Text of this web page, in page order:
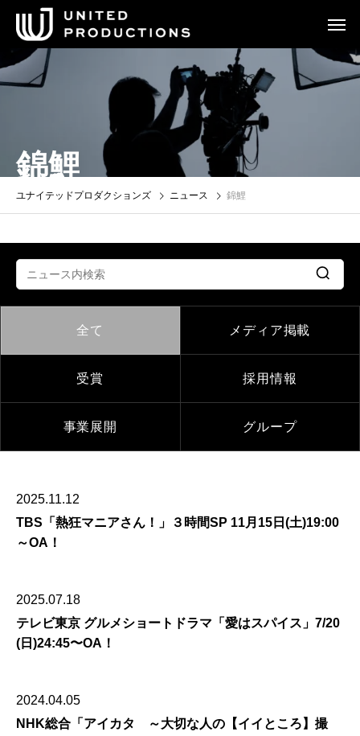
錦鯉
ユナイテッドプロダクションズ ニュース 錦鯉
全て メディア掲載
受賞 採用情報
事業展開 グループ
2025.11.12
TBS「熱狂マニアさん！」３時間SP 11月15日(土)19:00
～OA！
2025.07.18
テレビ東京 グルメショートドラマ「愛はスパイス」7/20
(日)24:45〜OA！
2024.04.05
NHK総合「アイカタ ～大切な人の【イイところ】撮